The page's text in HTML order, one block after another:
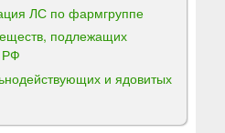
ЛС по фармгруппе
подлежащих
РФ
и ядовитых